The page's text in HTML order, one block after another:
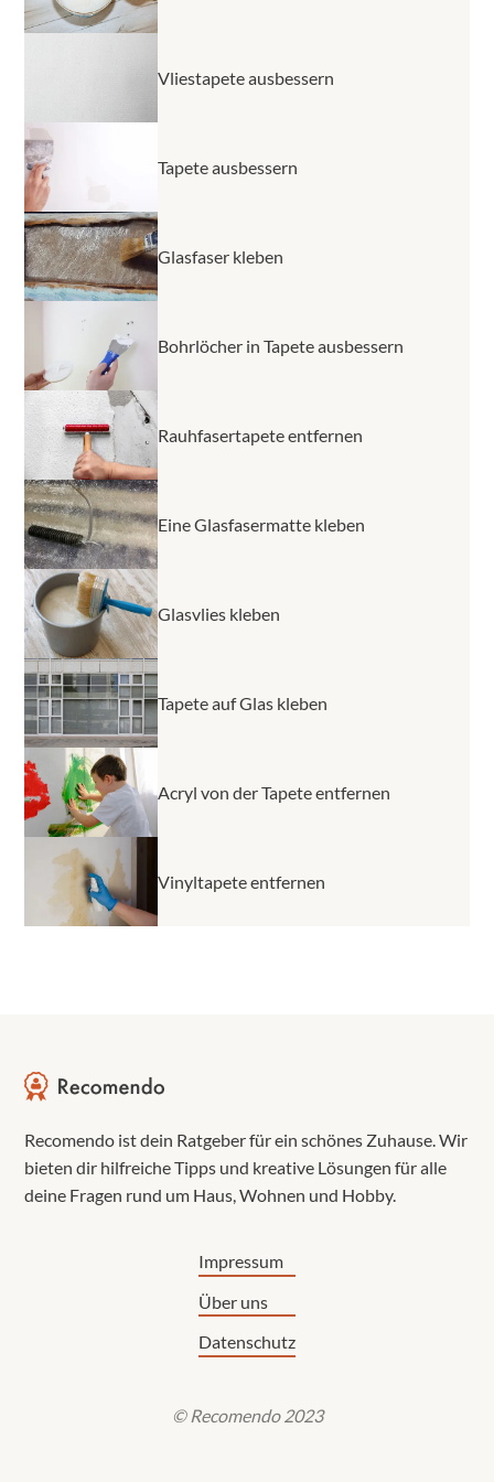
Vliestapete ausbessern
Tapete ausbessern
Glasfaser kleben
Bohrlöcher in Tapete ausbessern
Rauhfasertapete entfernen
Eine Glasfasermatte kleben
Glasvlies kleben
Tapete auf Glas kleben
Acryl von der Tapete entfernen
Vinyltapete entfernen
Recomendo ist dein Ratgeber für ein schönes Zuhause. Wir
bieten dir hilfreiche Tipps und kreative Lösungen für alle
deine Fragen rund um Haus, Wohnen und Hobby.
© Recomendo 2023
Impressum
Über uns
Datenschutz